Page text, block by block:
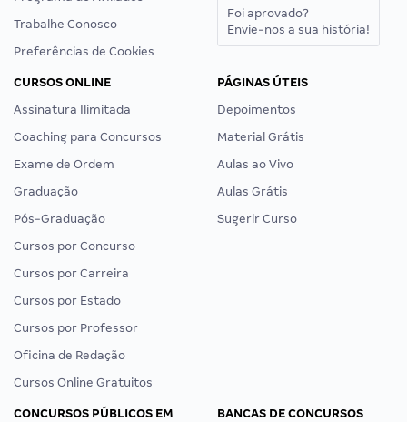
Trabalhe Conosco
Preferências de Cookies
Foi aprovado?
Envie-nos a sua história!
CURSOS ONLINE
Assinatura Ilimitada
Coaching para Concursos
Exame de Ordem
Graduação
Pós-Graduação
Cursos por Concurso
Cursos por Carreira
Cursos por Estado
Cursos por Professor
Oficina de Redação
Cursos Online Gratuitos
PÁGINAS ÚTEIS
Depoimentos
Material Grátis
Aulas ao Vivo
Aulas Grátis
Sugerir Curso
CONCURSOS PÚBLICOS EM
BANCAS DE CONCURSOS